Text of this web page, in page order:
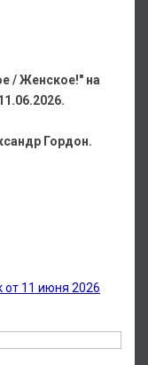
/ Женское!" на
Гордон.
11 июня 2026